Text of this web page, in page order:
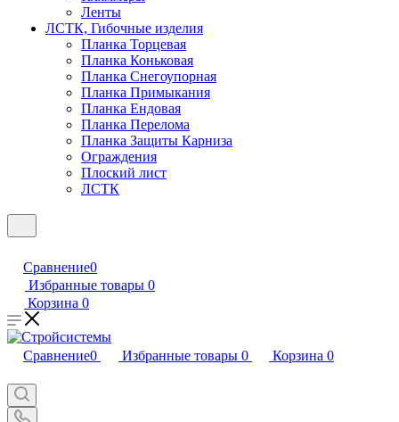
Ленты
ЛСТК, Гибочные изделия
Планка Торцевая
Планка Коньковая
Планка Снегоупорная
Планка Примыкания
Планка Ендовая
Планка Перелома
Планка Защиты Карниза
Ограждения
Плоский лист
ЛСТК
Сравнение0
Избранные товары 0
Корзина 0
Сравнение0 Избранные товары 0 Корзина 0